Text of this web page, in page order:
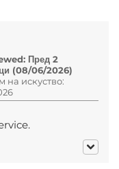
Пред 2
(08/06/2026)
на искуство: